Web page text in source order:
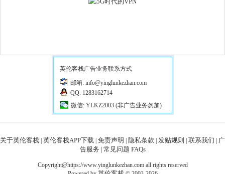
英伦客栈广告业务联系方式
邮箱: info@yinglunkezhan.com
QQ: 1283162714
微信: YLKZ2003 (非广告业务勿加)
关于英伦客栈 英伦客栈APP下载 免责声明 隐私条款 发贴规则 联系我们
广
告服务 常见问题 FAQs
Copyright@https://www.yinglunkezhan.com all rights reserved